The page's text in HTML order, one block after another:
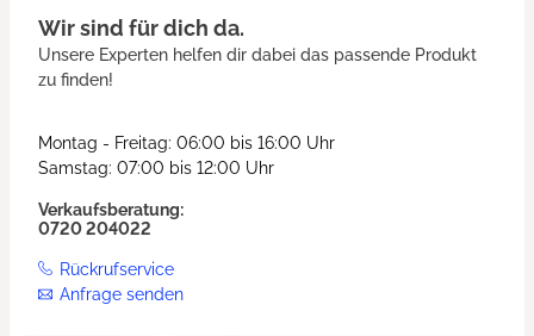
Wir sind für dich da.
Unsere Experten helfen dir dabei das passende Produkt
zu finden!
Montag - Freitag: 06:00 bis 16:00 Uhr
Samstag: 07:00 bis 12:00 Uhr
Verkaufsberatung:
0720 204022
Rückrufservice
Anfrage senden